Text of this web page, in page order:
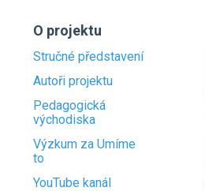
O projektu
Stručné představení
Autoři projektu
Pedagogická
východiska
Výzkum za Umíme
to
YouTube kanál